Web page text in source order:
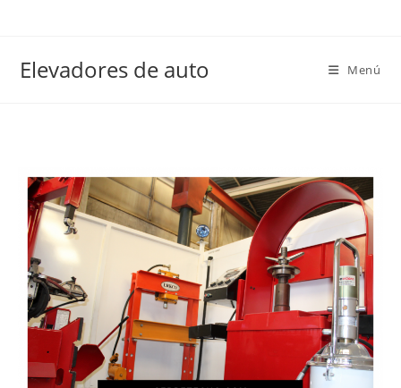
Elevadores de auto Menú